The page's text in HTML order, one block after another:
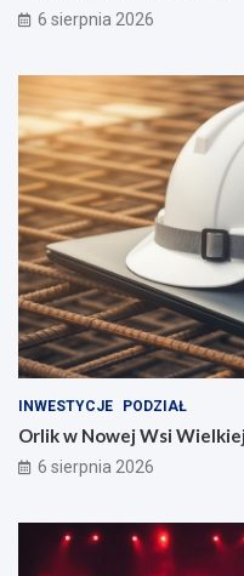
6 sierpnia 2026
INWESTYCJE PODZIAŁ
Orlik w Nowej Wsi
6 sierpnia 2026